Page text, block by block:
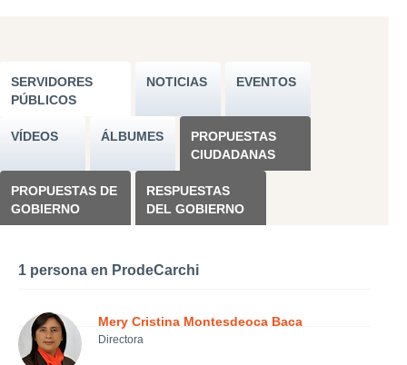
SERVIDORES
PÚBLICOS
NOTICIAS EVENTOS
VÍDEOS ÁLBUMES
PROPUESTAS
CIUDADANAS
PROPUESTAS DE
GOBIERNO
RESPUESTAS
DEL GOBIERNO
1 persona en ProdeCarchi
Mery Cristina Montesdeoca Baca
Directora